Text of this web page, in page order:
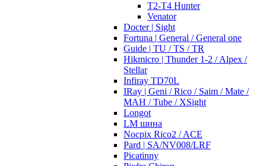
T2-T4 Hunter
Venator
Docter | Sight
Fortuna | General / General one
Guide | TU / TS / TR
Hikmicro | Thunder 1-2 / Alpex /
Stellar
Infiray TD70L
IRay | Geni / Rico / Saim / Mate /
MAH / Tube / XSight
Longot
LM шина
Nocpix Rico2 / ACE
Pard | SA/NV008/LRF
Picatinny